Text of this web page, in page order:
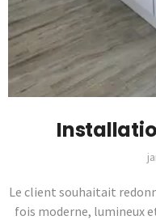
Le client souhaitait
fois moderne, lumineux